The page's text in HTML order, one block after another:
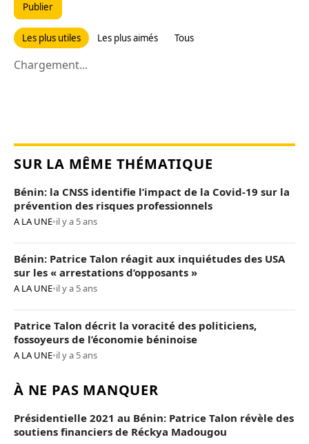
Publier
Les plus utiles Les plus aimés Tous
Chargement...
SUR LA MÊME THÉMATIQUE
Bénin: la CNSS identifie l’impact de la Covid-19 sur la
prévention des risques professionnels
A LA UNE•il y a 5 ans
Bénin: Patrice Talon réagit aux inquiétudes des USA
sur les « arrestations d’opposants »
A LA UNE•il y a 5 ans
Patrice Talon décrit la voracité des politiciens,
fossoyeurs de l’économie béninoise
A LA UNE•il y a 5 ans
À NE PAS MANQUER
Présidentielle 2021 au Bénin: Patrice Talon révèle des
soutiens financiers de Réckya Madougou